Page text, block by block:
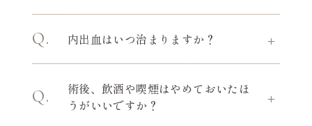
A
間程度は強い筋肉痛のような痛みが生じるこ
Q 内出血はいつ治まりますか？
A
2週間程度で治まります。
Q
術後、飲酒や喫煙はやめておいたほ
うがいいですか？